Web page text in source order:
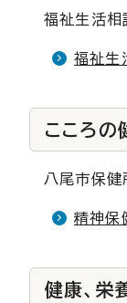
福祉生活相
福祉生
こころの
八尾市保健
精神保
健康、栄